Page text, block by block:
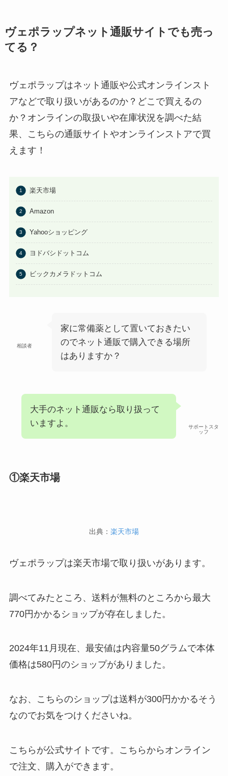
ヴェポラップネット通販サイトでも売っ
てる？
ヴェポラップはネット通販や公式オンラインスト
アなどで取り扱いがあるのか？どこで買えるの
か？オンラインの取扱いや在庫状況を調べた結
果、こちらの通販サイトやオンラインストアで買
えます！
楽天市場
Amazon
Yahooショッピング
ヨドバシドットコム
ビックカメラドットコム
相談者
家に常備薬として置いておきたい
のでネット通販で購入できる場所
はありますか？
サポートスタ
ッフ
大手のネット通販なら取り扱って
いますよ。
①楽天市場
出典： 楽天市場
ヴェポラップは楽天市場で取り扱いがあります。
調べてみたところ、送料が無料のところから最大
770円かかるショップが存在しました。
2024年11月現在、最安値は内容量50グラムで本体
価格は580円のショップがありました。
なお、こちらのショップは送料が300円かかるそう
なのでお気をつけくださいね。
こちらが公式サイトです。こちらからオンライン
で注文、購入ができます。